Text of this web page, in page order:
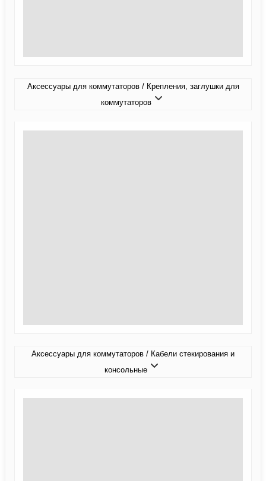
Аксессуары для коммутаторов / Крепления, заглушки для
коммутаторов
Аксессуары для коммутаторов / Кабели стекирования и
консольные